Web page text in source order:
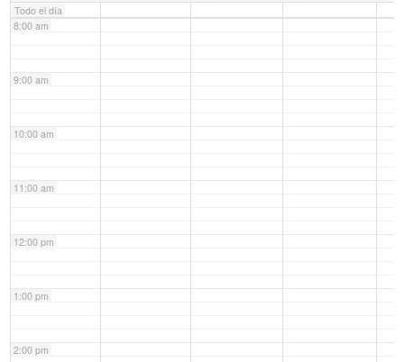
Todo el día
8:00 am
9:00 am
10:00 am
11:00 am
12:00 pm
1:00 pm
2:00 pm